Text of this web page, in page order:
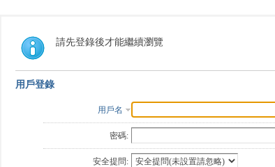
請先登錄後才能繼續瀏覽
用戶登錄
用戶名
密碼:
安全提問: